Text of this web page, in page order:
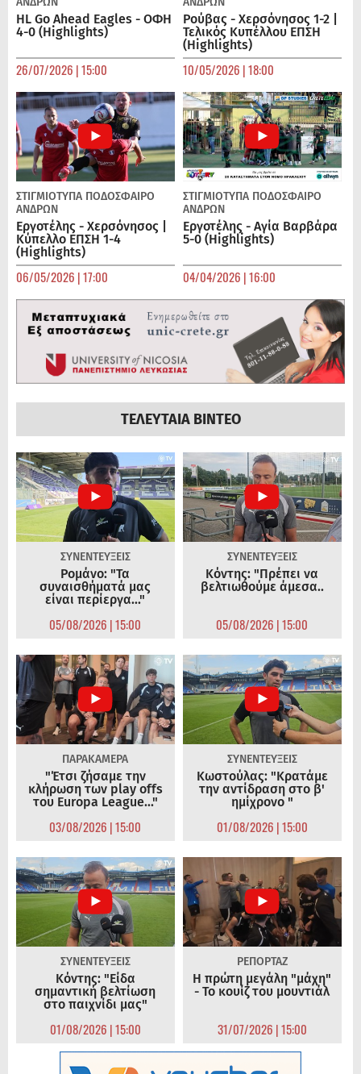
HL Go Ahead Eagles - ΟΦΗ
4-0 (Highlights)
26/07/2026 | 15:00
Ρούβας - Χερσόνησος 1-2 |
Τελικός Κυπέλλου ΕΠΣΗ
(Highlights)
10/05/2026 | 18:00
ΣΤΙΓΜΙΟΤΥΠΑ ΠΟΔΌΣΦΑΙΡΟ
ΑΝΔΡΏΝ
Εργοτέλης - Χερσόνησος |
Κύπελλο ΕΠΣΗ 1-4
(Highlights)
06/05/2026 | 17:00
ΣΤΙΓΜΙΟΤΥΠΑ ΠΟΔΌΣΦΑΙΡΟ
ΑΝΔΡΏΝ
Εργοτέλης - Αγία Βαρβάρα
5-0 (Highlights)
04/04/2026 | 16:00
ΤΕΛΕΥΤΑΙΑ ΒΙΝΤΕΟ
ΣΥΝΕΝΤΕΥΞΕΙΣ
Ρομάνο: "Τα
συναισθήματά μας
είναι περίεργα..."
05/08/2026 | 15:00
ΣΥΝΕΝΤΕΥΞΕΙΣ
Κόντης: "Πρέπει να
βελτιωθούμε άμεσα..
05/08/2026 | 15:00
ΠΑΡΑΚΑΜΕΡΑ
"Έτσι ζήσαμε την
κλήρωση των play offs
του Europa League..."
03/08/2026 | 15:00
ΣΥΝΕΝΤΕΥΞΕΙΣ
Κωστούλας: "Κρατάμε
την αντίδραση στο β'
ημίχρονο "
01/08/2026 | 15:00
ΣΥΝΕΝΤΕΥΞΕΙΣ
Κόντης: "Είδα
σημαντική βελτίωση
στο παιχνίδι μας"
01/08/2026 | 15:00
ΡΕΠΟΡΤΑΖ
Η πρώτη μεγάλη "μάχη"
- Το κουίζ του μουντιάλ
31/07/2026 | 15:00